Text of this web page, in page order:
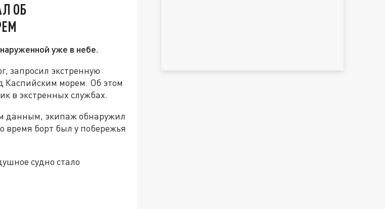
ОБ
уже в небе.
запросил экстренную
Каспийским морем. Об этом
в экстренных службах.
данным, экипаж обнаружил
время борт был у побережья
судно стало